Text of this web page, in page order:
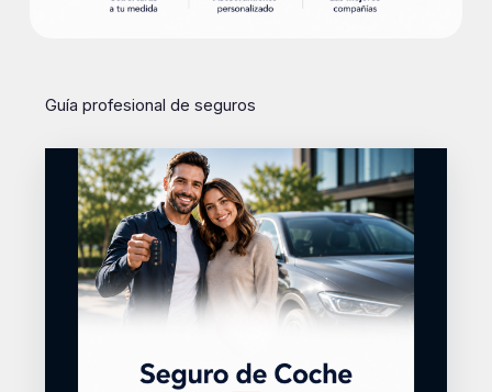
Guía profesional de seguros